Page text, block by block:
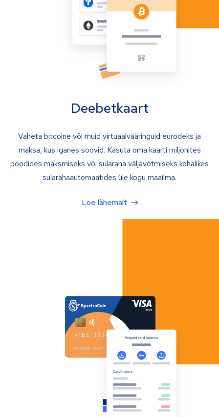
Deebetkaart
Vaheta bitcoine või muid virtuaalvääringuid eurodeks ja
maksa, kus iganes soovid. Kasuta oma kaarti miljonites
poodides maksmiseks või sularaha väljavõtmiseks kohalikes
sularahaautomaatides üle kogu maailma.
Loe lähemalt